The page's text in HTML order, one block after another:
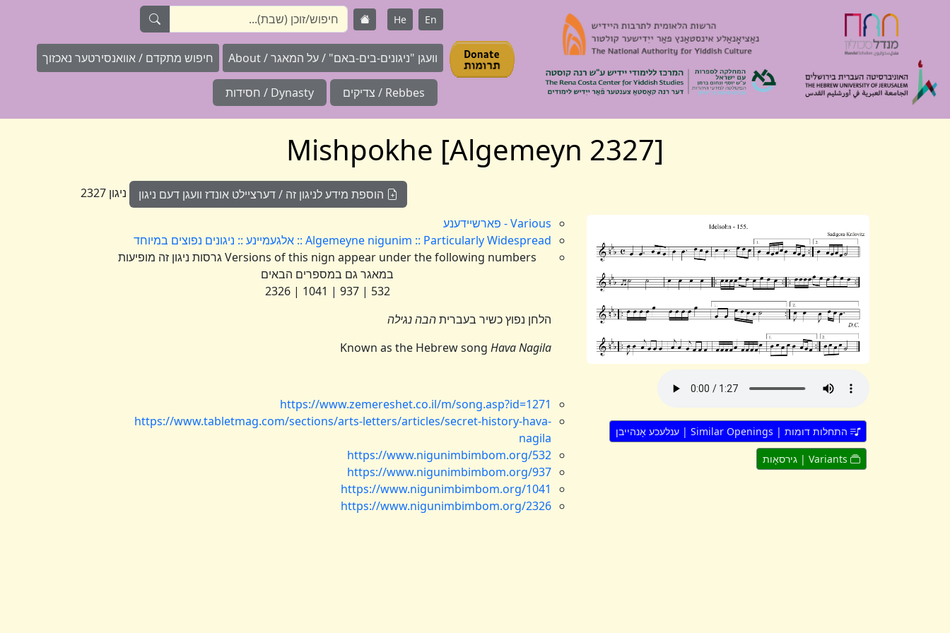
En
He
וועגן "ניגונים-בים-באם" / על המאגר / About חיפוש מתקדם / אוואנסירטער נאכזוך
Rebbes / צדיקים Dynasty / חסידות
[Algemeyn 2327] Mishpokhe
הוספת מידע לניגון זה / דערציילט אונדז וועגן דעם ניגון ניגון 2327
התחלות דומות | Similar Openings | ענלעכע אָנהייבן
Various - פארשיידענע
Algemeyne nigunim :: Particularly Widespread :: אלגעמיינע :: ניגונים נפוצים במיוחד
Versions of this nign appear under the following numbers גרסות ניגון זה מופיעות
במאגר גם במספרים הבאים
532 | 937 | 1041 | 2326
הלחן נפוץ כשיר בעבריתהבה נגילה
Known as the Hebrew song Hava Nagila
https://www.zemereshet.co.il/m/song.asp?id=1271
https://www.tabletmag.com/sections/arts-letters/articles/secret-history-hava-
nagila
https://www.nigunimbimbom.org/532
https://www.nigunimbimbom.org/937
https://www.nigunimbimbom.org/1041
https://www.nigunimbimbom.org/2326